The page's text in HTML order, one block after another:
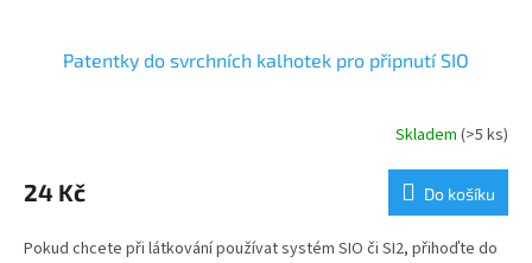
Patentky do svrchních kalhotek pro připnutí SIO
Skladem (>5 ks)
24 Kč Do košíku
Pokud chcete při látkování používat systém SIO či SI2, přihoďte do